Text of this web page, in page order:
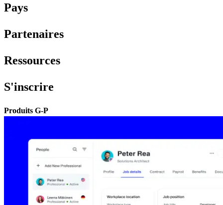
Pays​​
Partenaires​​
Ressources​​
S'inscrire​​
Produits G-P​​